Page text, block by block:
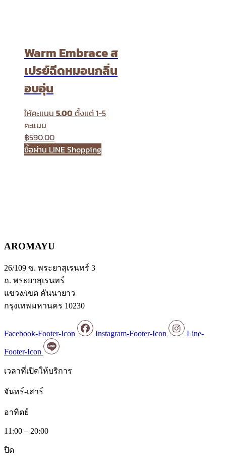
Warm Embrace ส
เปรย์ฉีดหมอนกลิ่น
อบอุ่น
ให้คะแนน 5.00ตั้งแต่ 1-5
คะแนน
฿590.00
ซื้อผ่าน LINE Shopping
AROMAYU
26/109 ซ. พระยาสุเรนทร์ 3
ถ. พระยาสุเรนทร์
แขวง/เขต คันนายาว
กรุงเทพมหานคร 10230
Facebook-Footer-Icon Instagram-Footer-Icon Line-
Footer-Icon
เวลาที่เปิดให้บริการ
จันทร์-เสาร์
อาทิตย์
11:00 – 20:00
ปิด